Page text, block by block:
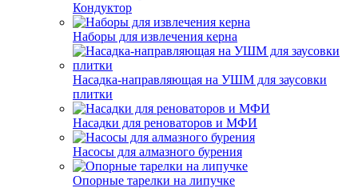
Кондуктор
Наборы для извлечения керна
Насадка-направляющая на УШМ для заусовки
плитки
Насадки для реноваторов и МФИ
Насосы для алмазного бурения
Опорные тарелки на липучке